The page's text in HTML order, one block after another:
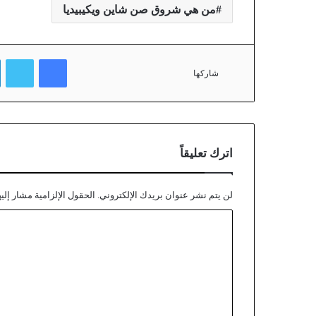
من هي شروق صن شاين ويكيبيديا
شاركها
فيسبوك تويتر
اترك تعليقاً
لن يتم نشر عنوان بريدك الإلكتروني. الحقول الإلزامية مشار